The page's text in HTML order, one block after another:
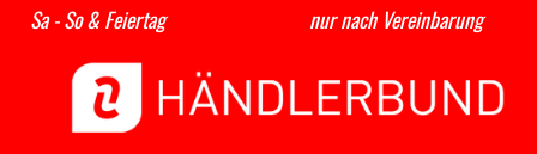
Sa - So & Feiertag nur nach Vereinbarung